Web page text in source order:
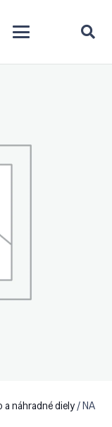
a náhradné diely/ NA